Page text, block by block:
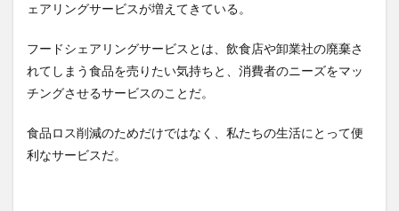
ェアリングサービスが増えてきている。
フードシェアリングサービスとは、飲食店や卸業社の廃棄さ
れてしまう食品を売りたい気持ちと、消費者のニーズをマッ
チングさせるサービスのことだ。
食品ロス削減のためだけではなく、私たちの生活にとって便
利なサービスだ。